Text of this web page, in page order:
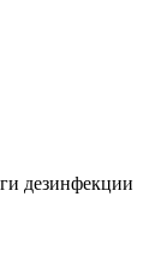
дезинфекции